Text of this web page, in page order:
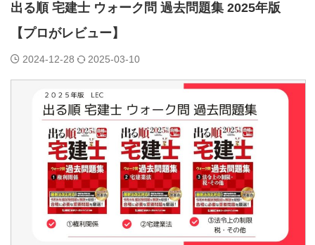
出る順 宅建士 ウォーク問 過去問題集 2025年版
【プロがレビュー】
2024-12-28 2025-03-10